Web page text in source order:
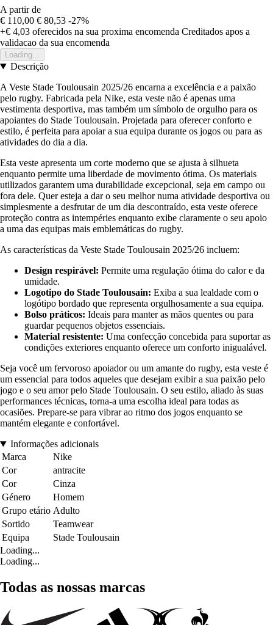
A partir de
€ 110,00 € 80,53 -27%
+€ 4,03 oferecidos na sua proxima encomenda Creditados apos a
validacao da sua encomenda
Loading...
Descrição
A Veste Stade Toulousain 2025/26 encarna a excelência e a paixão
pelo rugby. Fabricada pela Nike, esta veste não é apenas uma
vestimenta desportiva, mas também um símbolo de orgulho para os
apoiantes do Stade Toulousain. Projetada para oferecer conforto e
estilo, é perfeita para apoiar a sua equipa durante os jogos ou para as
atividades do dia a dia.
Esta veste apresenta um corte moderno que se ajusta à silhueta
enquanto permite uma liberdade de movimento ótima. Os materiais
utilizados garantem uma durabilidade excepcional, seja em campo ou
fora dele. Quer esteja a dar o seu melhor numa atividade desportiva ou
simplesmente a desfrutar de um dia descontraído, esta veste oferece
proteção contra as intempéries enquanto exibe claramente o seu apoio
a uma das equipas mais emblemáticas do rugby.
As características da Veste Stade Toulousain 2025/26 incluem:
Design respirável: Permite uma regulação ótima do calor e da
umidade.
Logotipo do Stade Toulousain: Exiba a sua lealdade com o
logótipo bordado que representa orgulhosamente a sua equipa.
Bolso práticos: Ideais para manter as mãos quentes ou para
guardar pequenos objetos essenciais.
Material resistente: Uma confecção concebida para suportar as
condições exteriores enquanto oferece um conforto inigualável.
Seja você um fervoroso apoiador ou um amante do rugby, esta veste é
um essencial para todos aqueles que desejam exibir a sua paixão pelo
jogo e o seu amor pelo Stade Toulousain. O seu estilo, aliado às suas
performances técnicas, torna-a uma escolha ideal para todas as
ocasiões. Prepare-se para vibrar ao ritmo dos jogos enquanto se
mantém elegante e confortável.
Informações adicionais
Marca
Nike
Cor
antracite
Cor
Cinza
Género
Homem
Grupo etário Adulto
Sortido
Teamwear
Equipa
Stade Toulousain
Loading...
Loading...
Todas as nossas marcas